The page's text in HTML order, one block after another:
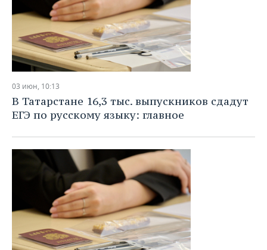
03 июн, 10:13
В Татарстане 16,3 тыс. выпускников сдадут
ЕГЭ по русскому языку: главное